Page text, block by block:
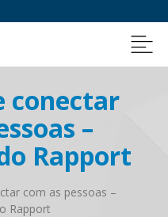
conectar
–
Rapport
com as pessoas –
Rapport